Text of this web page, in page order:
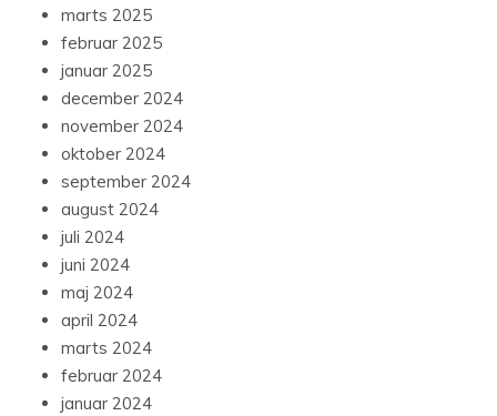
marts 2025
februar 2025
januar 2025
december 2024
november 2024
oktober 2024
september 2024
august 2024
juli 2024
juni 2024
maj 2024
april 2024
marts 2024
februar 2024
januar 2024